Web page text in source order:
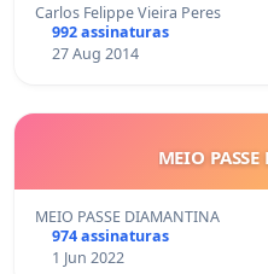
Carlos Felippe Vieira Peres
992 assinaturas
27 Aug 2014
MEIO
MEIO PASSE DIAMANTINA
974 assinaturas
1 Jun 2022